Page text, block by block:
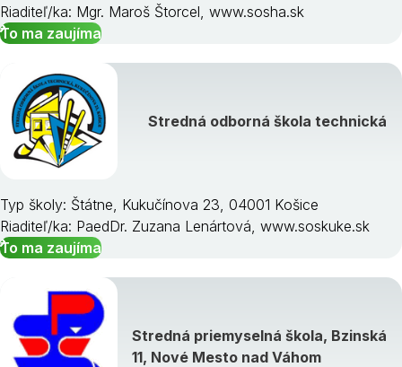
Riaditeľ/ka: Mgr. Maroš Štorcel, www.sosha.sk
To ma zaujíma
Stredná odborná škola technická
Typ školy: Štátne, Kukučínova 23, 04001 Košice
Riaditeľ/ka: PaedDr. Zuzana Lenártová, www.soskuke.sk
To ma zaujíma
Stredná priemyselná škola, Bzinská
11, Nové Mesto nad Váhom